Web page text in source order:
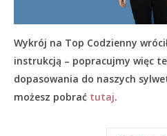
Wykrój na Top Codzienny
instrukcją – popracujmy więc
dopasowania do naszych
możesz pobrać tutaj.